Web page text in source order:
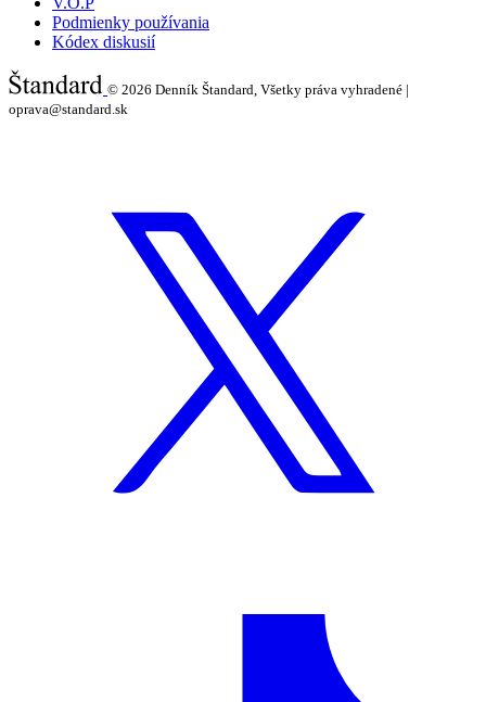
Podmienky používania
Kódex diskusií
© 2026 Denník Štandard, Všetky práva vyhradené |
oprava@standard.sk